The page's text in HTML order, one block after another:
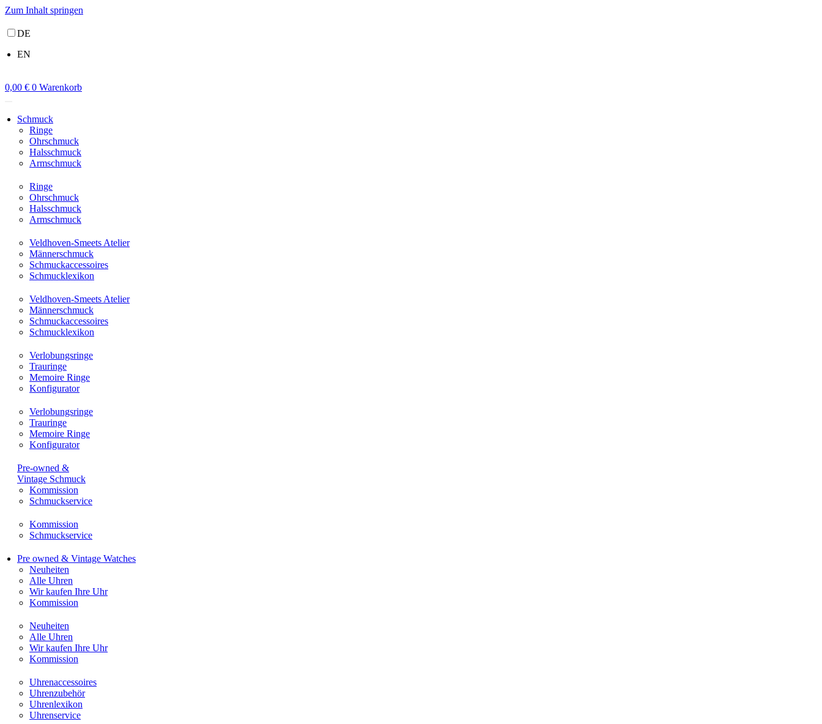
Zum Inhalt springen
DE
EN
0,00 € 0 Warenkorb
Schmuck
Ringe
Ohrschmuck
Halsschmuck
Armschmuck
Ringe
Ohrschmuck
Halsschmuck
Armschmuck
Veldhoven-Smeets Atelier
Männerschmuck
Schmuckaccessoires
Schmucklexikon
Veldhoven-Smeets Atelier
Männerschmuck
Schmuckaccessoires
Schmucklexikon
Verlobungsringe
Trauringe
Memoire Ringe
Konfigurator
Verlobungsringe
Trauringe
Memoire Ringe
Konfigurator
Pre-owned &
Vintage Schmuck
Kommission
Schmuckservice
Kommission
Schmuckservice
Pre owned & Vintage Watches
Neuheiten
Alle Uhren
Wir kaufen Ihre Uhr
Kommission
Neuheiten
Alle Uhren
Wir kaufen Ihre Uhr
Kommission
Uhrenaccessoires
Uhrenzubehör
Uhrenlexikon
Uhrenservice